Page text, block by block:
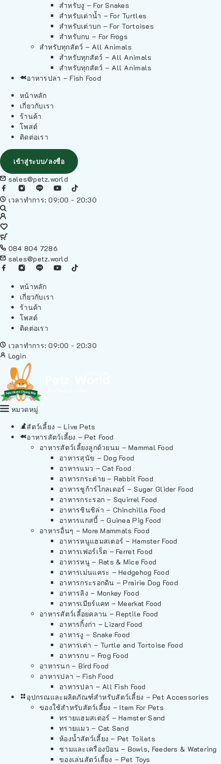
สำหรับงู – For Snakes
สำหรับเต่าน้ำ – For Turtles
สำหรับเต่าบก – For Tortoises
สำหรับกบ – For Frogs
สำหรับทุกสัตว์ – All Animals
สำหรับทุกสัตว์ – All Animals
สำหรับทุกสัตว์ – All Animals
อาหารปลา – Fish Food
หน้าหลัก
เกี่ยวกับเรา
ร้านค้า
โพสต์
ติดต่อเรา
เข้าสู่ระบบ/ลงชื่อ
sales@petz.world
เวลาทำการ: 09:00 - 20:30
084 804 7286
sales@petz.world
หน้าหลัก
เกี่ยวกับเรา
ร้านค้า
โพสต์
ติดต่อเรา
เวลาทำการ: 09:00 - 20:30
Login
หมวดหมู่
สัตว์เลี้ยง – Live Pets
อาหารสัตว์เลี้ยง – Pet Food
อาหารสัตว์เลี้ยงลูกด้วยนม – Mammal Food
อาหารสุนัข – Dog Food
อาหารแมว – Cat Food
อาหารกระต่าย – Rabbit Food
อาหารชูก้าร์ไกลเดอร์ – Sugar Glider Food
อาหารกระรอก – Squirrel Food
อาหารชินชิล่า – Chinchilla Food
อาหารแกสบี้ – Guinea Pig Food
อาหารอื่นๆ – More Mammals Food
อาหารหนูแฮมสเตอร์ – Hamster Food
อาหารเฟอร์เร็ต – Ferret Food
อาหารหนู – Rats & Mice Food
อาหารเม่นแคระ – Hedgehog Food
อาหารกระรอกดิน – Prairie Dog Food
อาหารลิง – Monkey Food
อาหารเมียร์แคท – Meerkat Food
อาหารสัตว์เลี้อยคลาน – Reptile Food
อาหารกิ้งก่า – Lizard Food
อาหารงู – Snake Food
อาหารเต่า – Turtle and Tortoise Food
อาหารกบ – Frog Food
อาหารนก – Bird Food
อาหารปลา – Fish Food
อาหารปลา – All Fish Food
อุปกรณและผลิตภัณฑ์สำหรับสัตว์เลี้ยง – Pet Accessories
ของใช้สำหรับสัตว์เลี้ยง – Item For Pets
ทรายแฮมสเตอร์ – Hamster Sand
ทรายแมว – Cat Sand
ห้องน้ำสัตว์เลี้ยง – Pet Toilets
ชามและเครื่องป้อน – Bowls, Feeders & Watering
ของเล่นสัตว์เลี้ยง – Pet Toys